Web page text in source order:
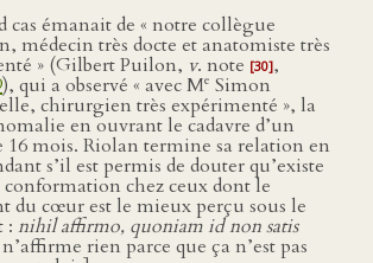
cas émanait de « notre collègue
médecin très docte et anatomiste très
» (Gilbert Puilon, v. note [30],
), qui a observé « avec Me Simon
chirurgien très expérimenté », la
en ouvrant le cadavre d’un
16 mois. Riolan termine sa relation en
s’il est permis de douter qu’existe
chez ceux dont le
du cœur est le mieux perçu sous le
: nihil affirmo, quoniam id non satis
rien parce que ça n’est pas